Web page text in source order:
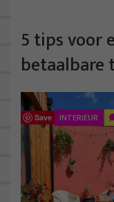
5 tips voor
betaalbare
Save INTERIEUR